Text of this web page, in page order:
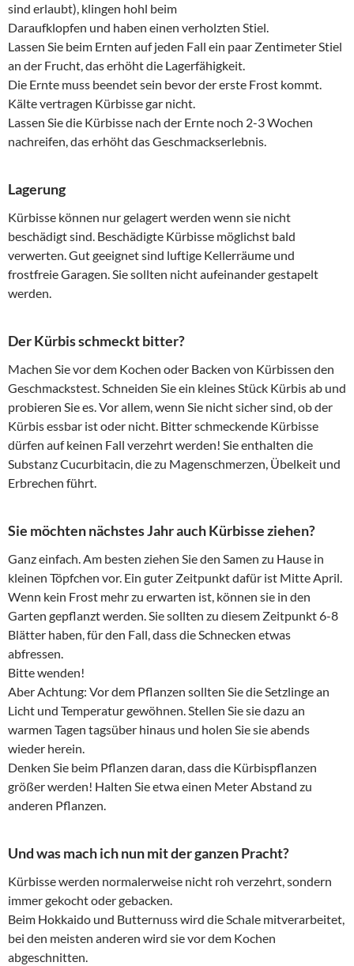
sind erlaubt), klingen hohl beim
Daraufklopfen und haben einen verholzten Stiel.
Lassen Sie beim Ernten auf jeden Fall ein paar Zentimeter Stiel
an der Frucht, das erhöht die Lagerfähigkeit.
Die Ernte muss beendet sein bevor der erste Frost kommt.
Kälte vertragen Kürbisse gar nicht.
Lassen Sie die Kürbisse nach der Ernte noch 2-3 Wochen
nachreifen, das erhöht das Geschmackserlebnis.
Lagerung
Kürbisse können nur gelagert werden wenn sie nicht
beschädigt sind. Beschädigte Kürbisse möglichst bald
verwerten. Gut geeignet sind luftige Kellerräume und
frostfreie Garagen. Sie sollten nicht aufeinander gestapelt
werden.
Der Kürbis schmeckt bitter?
Machen Sie vor dem Kochen oder Backen von Kürbissen den
Geschmackstest. Schneiden Sie ein kleines Stück Kürbis ab und
probieren Sie es. Vor allem, wenn Sie nicht sicher sind, ob der
Kürbis essbar ist oder nicht. Bitter schmeckende Kürbisse
dürfen auf keinen Fall verzehrt werden! Sie enthalten die
Substanz Cucurbitacin, die zu Magenschmerzen, Übelkeit und
Erbrechen führt.
Sie möchten nächstes Jahr auch Kürbisse ziehen?
Ganz einfach. Am besten ziehen Sie den Samen zu Hause in
kleinen Töpfchen vor. Ein guter Zeitpunkt dafür ist Mitte April.
Wenn kein Frost mehr zu erwarten ist, können sie in den
Garten gepflanzt werden. Sie sollten zu diesem Zeitpunkt 6-8
Blätter haben, für den Fall, dass die Schnecken etwas
abfressen.
Bitte wenden!
Aber Achtung: Vor dem Pflanzen sollten Sie die Setzlinge an
Licht und Temperatur gewöhnen. Stellen Sie sie dazu an
warmen Tagen tagsüber hinaus und holen Sie sie abends
wieder herein.
Denken Sie beim Pflanzen daran, dass die Kürbispflanzen
größer werden! Halten Sie etwa einen Meter Abstand zu
anderen Pflanzen.
Und was mach ich nun mit der ganzen Pracht?
Kürbisse werden normalerweise nicht roh verzehrt, sondern
immer gekocht oder gebacken.
Beim Hokkaido und Butternuss wird die Schale mitverarbeitet,
bei den meisten anderen wird sie vor dem Kochen
abgeschnitten.